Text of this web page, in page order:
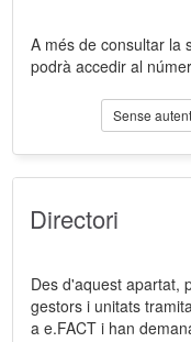
A més de consultar la
podrà accedir al
Sense
Directori
Des d'aquest apartat,
gestors i unitats
a e.FACT i han